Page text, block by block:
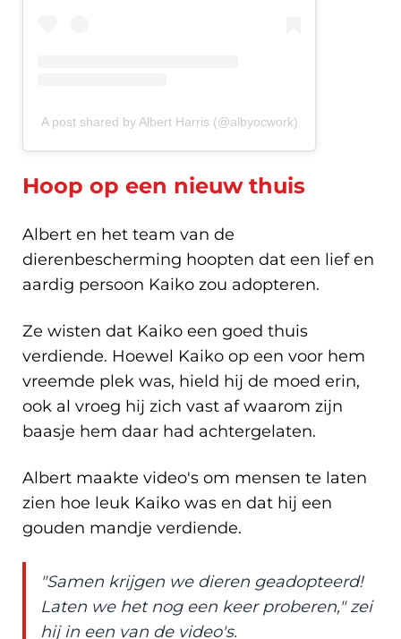
A post shared by Albert Harris (@albyocwork)
Hoop op een nieuw thuis
Albert en het team van de
dierenbescherming hoopten dat een lief en
aardig persoon Kaiko zou adopteren.
Ze wisten dat Kaiko een goed thuis
verdiende. Hoewel Kaiko op een voor hem
vreemde plek was, hield hij de moed erin,
ook al vroeg hij zich vast af waarom zijn
baasje hem daar had achtergelaten.
Albert maakte video's om mensen te laten
zien hoe leuk Kaiko was en dat hij een
gouden mandje verdiende.
"Samen krijgen we dieren geadopteerd!
Laten we het nog een keer proberen," zei
hij in een van de video's.